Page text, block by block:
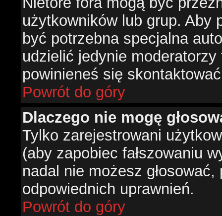
użytkowników lub grup. Aby
być potrzebna specjalna
udzielić jedynie
powinieneś się
Powrót do góry
Dlaczego nie mogę
Tylko zarejestrowani
(aby zapobiec fałszowaniu
nadal nie możesz
odpowiednich uprawnień.
Powrót do góry